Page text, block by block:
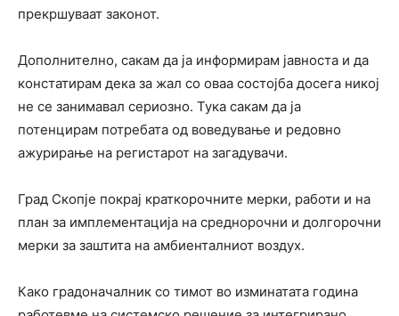
прекршуваат законот.
Дополнително, сакам да ја информирам јавноста и да
констатирам дека за жал со оваа состојба досега никој
не се занимавал сериозно. Тука сакам да ја
потенцирам потребата од воведување и редовно
ажурирање на регистарот на загадувачи.
Град Скопје покрај краткорочните мерки, работи и на
план за имплементација на среднорочни и долгорочни
мерки за заштита на амбиенталниот воздух.
Како градоначалник со тимот во изминатата година